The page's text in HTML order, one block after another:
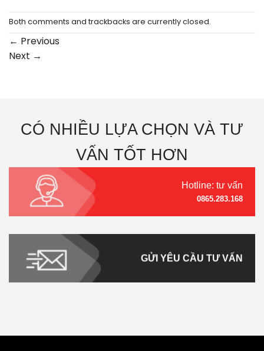
Both comments and trackbacks are currently closed.
← Previous
Next →
CÓ NHIỀU LỰA CHỌN VÀ TƯ
VẤN TỐT HƠN
Hotline: tư vấn
0865.283.168
GỬI YÊU CẦU TƯ VẤN